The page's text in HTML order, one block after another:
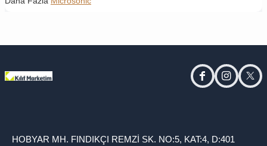
facebookinstagram
HOBYAR MH. FINDIKÇI REMZİ SK. NO:5, KAT:4, D:401